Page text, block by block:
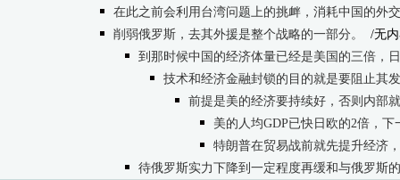
在此之前会利用台湾问题上的挑衅，消耗中国的外
削弱俄罗斯，去其外援是整个战略的一部分。
/无
到那时候中国的经济体量已经是美国的三倍，
技术和经济金融封锁的目的就是要阻止其
前提是美的经济要持续好，否则内部
美的人均GDP已快日欧的2倍，
特朗普在贸易战前就先提升经济
待俄罗斯实力下降到一定程度再缓和与俄罗斯